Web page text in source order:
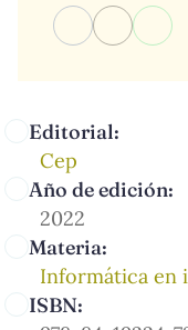
Editorial:
Cep
Año de edición:
2022
Materia:
Informática en
ISBN: